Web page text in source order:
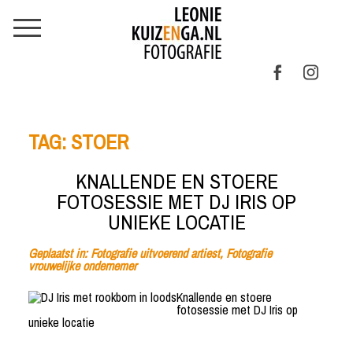
TAG: STOER
KNALLENDE EN STOERE
FOTOSESSIE MET DJ IRIS OP
UNIEKE LOCATIE
Geplaatst in:Fotografie uitvoerend artiest, Fotografie
vrouwelijke ondernemer
Knallende en stoere
fotosessie met DJ Iris op
unieke locatie